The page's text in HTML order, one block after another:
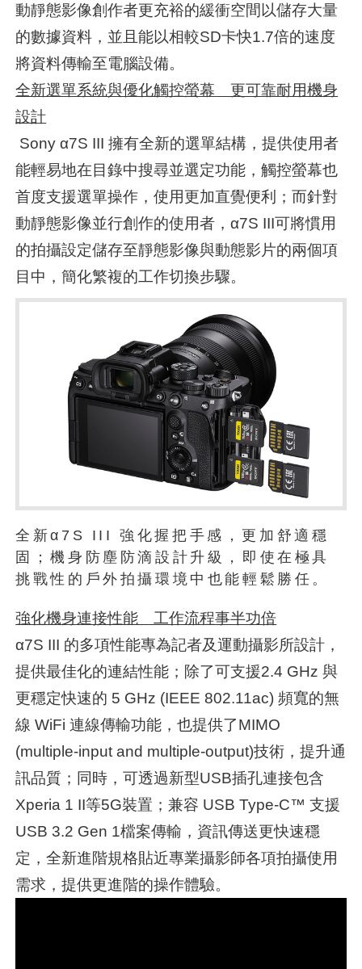
動靜態影像創作者更充裕的緩衝空間以儲存大量
的數據資料，並且能以相較SD卡快1.7倍的速度
將資料傳輸至電腦設備。
全新選單系統與優化觸控螢幕 更可靠耐用機身
設計
Sony α7S III 擁有全新的選單結構，提供使用者
能輕易地在目錄中搜尋並選定功能，觸控螢幕也
首度支援選單操作，使用更加直覺便利；而針對
動靜態影像並行創作的使用者，α7S III可將慣用
的拍攝設定儲存至靜態影像與動態影片的兩個項
目中，簡化繁複的工作切換步驟。
全新α7S III 強化握把手感，更加舒適穩
固；機身防塵防滴設計升級，即使在極具
挑戰性的戶外拍攝環境中也能輕鬆勝任。
強化機身連接性能 工作流程事半功倍
α7S III 的多項性能專為記者及運動攝影所設計，
提供最佳化的連結性能；除了可支援2.4 GHz 與
更穩定快速的 5 GHz (IEEE 802.11ac) 頻寬的無
線 WiFi 連線傳輸功能，也提供了MIMO
(multiple-input and multiple-output)技術，提升通
訊品質；同時，可透過新型USB插孔連接包含
Xperia 1 II等5G裝置；兼容 USB Type-C™ 支援
USB 3.2 Gen 1檔案傳輸，資訊傳送更快速穩
定，全新進階規格貼近專業攝影師各項拍攝使用
需求，提供更進階的操作體驗。